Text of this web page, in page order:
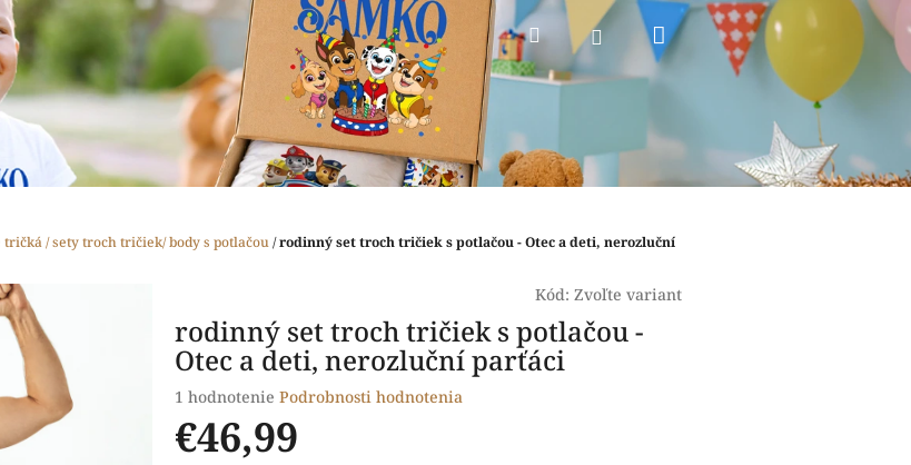
HľadaťPrihlásenieNákupný
/ sety troch tričiek/ body s potlačou/rodinný set troch tričiek s potlačou - Otec a deti, nerozluční
Kód: Zvoľte variant
rodinný set troch tričiek s potlačou -
Otec a deti, nerozluční parťáci
Priemerné
produktu
1 hodnotenie Podrobnosti hodnotenia
€46,99